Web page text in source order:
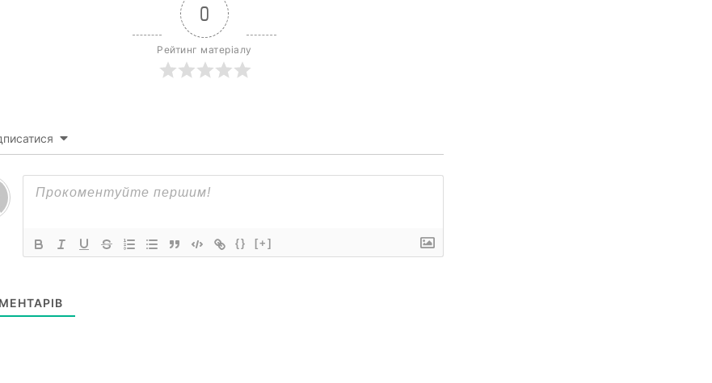
0
Рейтинг матеріалу
{} [+]